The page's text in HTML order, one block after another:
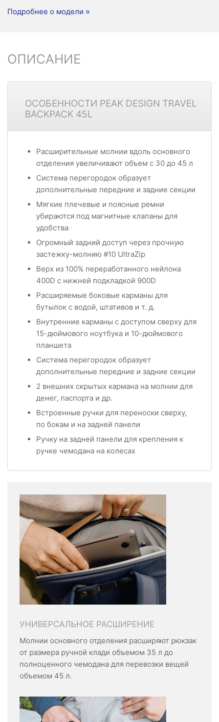
Подробнее о модели »
ОПИСАНИЕ
ОСОБЕННОСТИ PEAK DESIGN TRAVEL
BACKPACK 45L
Расширительные молнии вдоль основного
отделения увеличивают объем с 30 до 45 л
Система перегородок образует
дополнительные передние и задние секции
Мягкие плечевые и поясные ремни
убираются под магнитные клапаны для
удобства
Огромный задний доступ через прочную
застежку-молнию #10 UltraZip
Верх из 100% переработанного нейлона
400D с нижней подкладкой 900D
Расширяемые боковые карманы для
бутылок с водой, штативов и т. д.
Внутренние карманы с доступом сверху для
15-дюймового ноутбука и 10-дюймового
планшета
Система перегородок образует
дополнительные передние и задние секции
2 внешних скрытых кармана на молнии для
денег, паспорта и др.
Встроенные ручки для переноски сверху,
по бокам и на задней панели
Ручку на задней панели для крепления к
ручке чемодана на колесах
УНИВЕРСАЛЬНОЕ РАСШИРЕНИЕ
Молнии основного отделения расширяют рюкзак
от размера ручной клади объемом 35 л до
полноценного чемодана для перевозки вещей
объемом 45 л.